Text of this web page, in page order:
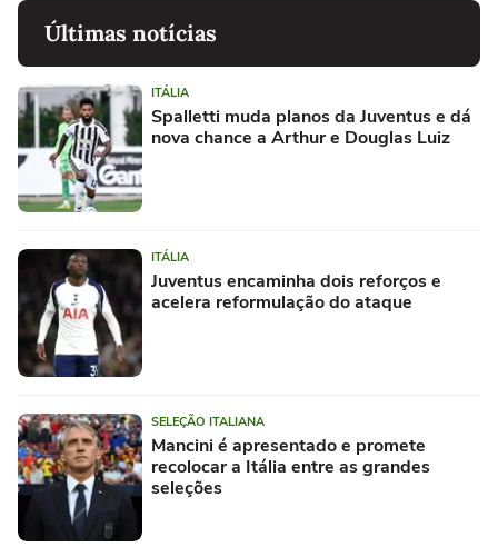
Últimas notícias
ITÁLIA
Spalletti muda planos da Juventus e dá
nova chance a Arthur e Douglas Luiz
ITÁLIA
Juventus encaminha dois reforços e
acelera reformulação do ataque
SELEÇÃO ITALIANA
Mancini é apresentado e promete
recolocar a Itália entre as grandes
seleções